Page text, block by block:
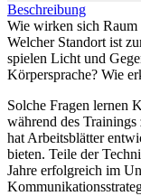
Beschreibung
Wie wirken sich Raum
Welcher Standort ist
spielen Licht und
Körpersprache? Wie
Solche Fragen lernen
während des
hat Arbeitsblätter
bieten. Teile der
Jahre erfolgreich im